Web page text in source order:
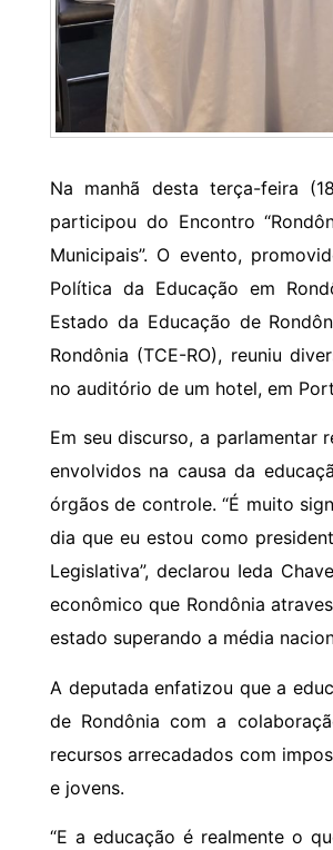
Na manhã desta terça-feira
participou do Encontro
Municipais”. O evento,
Política da Educação em
Estado da Educação de
Rondônia (TCE-RO), reuniu
no auditório de um hotel, em
Em seu discurso, a
envolvidos na causa da
órgãos de controle. “É muito
dia que eu estou como
Legislativa”, declarou Ieda
econômico que Rondônia
estado superando a média
A deputada enfatizou que a
de Rondônia com a
recursos arrecadados com
e jovens.
“E a educação é realmente o